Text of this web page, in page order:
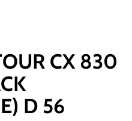
CX 830
D 56